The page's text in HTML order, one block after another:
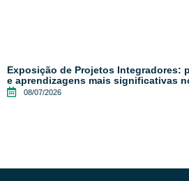
Exposição de Projetos Integradores:
e aprendizagens mais significativas
08/07/2026